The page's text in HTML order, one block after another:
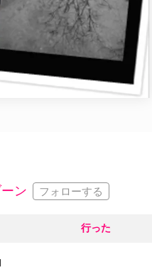
ン フォローする
行った